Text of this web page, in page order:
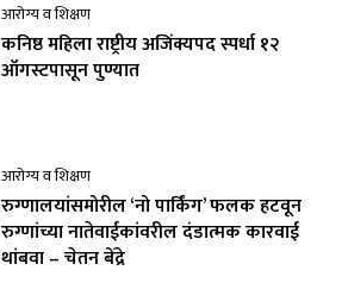
आरोग्य व शिक्षण
कनिष्ठ महिला राष्ट्रीय अजिंक्यपद स्पर्धा १२
ऑगस्टपासून पुण्यात
आरोग्य व शिक्षण
रुग्णालयांसमोरील ‘नो पार्किंग’ फलक हटवून
रुग्णांच्या नातेवाईकांवरील दंडात्मक कारवाई
थांबवा – चेतन बेंद्रे